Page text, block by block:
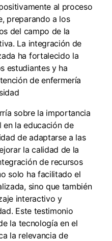
al proceso
preparando a los
del campo de la
La integración de
ha fortalecido la
estudiantes y ha
de enfermería
sobre la importancia
la educación de
de adaptarse a las
la calidad de la
de recursos
solo ha facilitado el
sino que también
interactivo y
Este testimonio
la tecnología en el
la relevancia de